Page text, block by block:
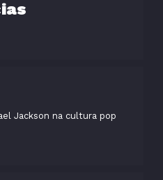
Jackson na cultura pop